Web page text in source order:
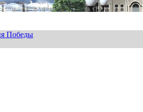
Победы